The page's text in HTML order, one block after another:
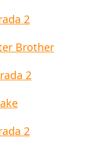
2
Brother
2
2